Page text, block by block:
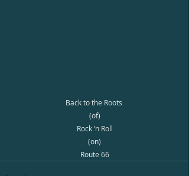
Back to the Roots
(of)
Rock ’n Roll
(on)
Route 66